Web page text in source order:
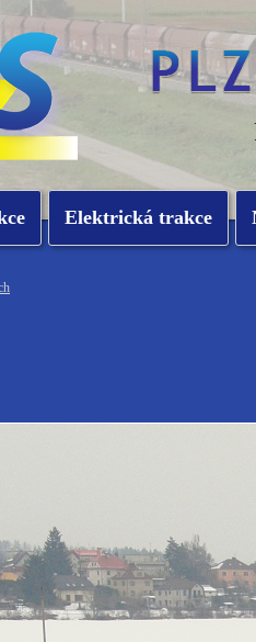
Elektrická trakce